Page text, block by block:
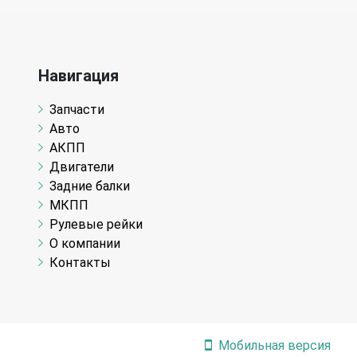
Навигация
Запчасти
Авто
АКПП
Двигатели
Задние балки
МКПП
Рулевые рейки
О компании
Контакты
Мобильная версия